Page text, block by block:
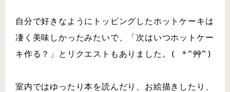
自分で好きなようにトッピングしたホットケーキは
凄く美味しかったみたいで、「次はいつホットケー
キ作る？」とリクエストもありました。( *^艸^)
室内ではゆったり本を読んだり、お絵描きしたり、